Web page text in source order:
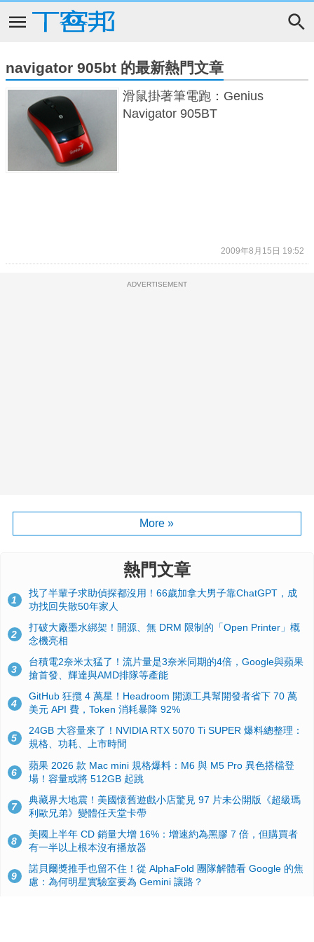
navigator 905bt 的最新熱門文章
滑鼠掛著筆電跑：Genius
Navigator 905BT
2009年8月15日 19:52
ADVERTISEMENT
More »
熱門文章
1
找了半輩子求助偵探都沒用！66歲加拿大男子靠ChatGPT，成
功找回失散50年家人
2
打破大廠墨水綁架！開源、無 DRM 限制的「Open Printer」概
念機亮相
3
台積電2奈米太猛了！流片量是3奈米同期的4倍，Google與蘋果
搶首發、輝達與AMD排隊等產能
4
GitHub 狂攬 4 萬星！Headroom 開源工具幫開發者省下 70 萬
美元 API 費，Token 消耗暴降 92%
5
24GB 大容量來了！NVIDIA RTX 5070 Ti SUPER 爆料總整理：
規格、功耗、上市時間
6
蘋果 2026 款 Mac mini 規格爆料：M6 與 M5 Pro 異色搭檔登
場！容量或將 512GB 起跳
7
典藏界大地震！美國懷舊遊戲小店驚見 97 片未公開版《超級瑪
利歐兄弟》變體任天堂卡帶
8
美國上半年 CD 銷量大增 16%：增速約為黑膠 7 倍，但購買者
有一半以上根本沒有播放器
9
諾貝爾獎推手也留不住！從 AlphaFold 團隊解體看 Google 的焦
慮：為何明星實驗室要為 Gemini 讓路？